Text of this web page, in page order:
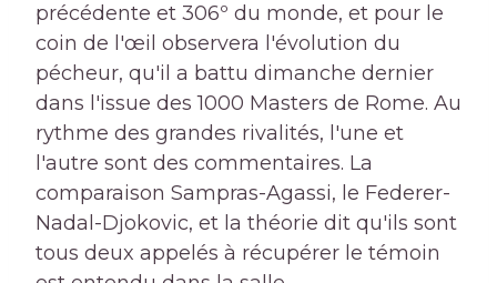
précédente et 306º du monde, et pour le
coin de l'œil observera l'évolution du
pécheur, qu'il a battu dimanche dernier
dans l'issue des 1000 Masters de Rome. Au
rythme des grandes rivalités, l'une et
l'autre sont des commentaires. La
comparaison Sampras-Agassi, le Federer-
Nadal-Djokovic, et la théorie dit qu'ils sont
tous deux appelés à récupérer le témoin